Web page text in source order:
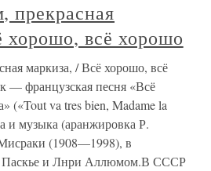
прекрасная
хорошо, всё хорошо
маркиза, / Всё хорошо, всё
— французская песня «Всё
(«Tout va tres bien, Madame la
и музыка (аранжировка Р.
(1908—1998), в
Паскье и Лнри Аллюмом.В СССР